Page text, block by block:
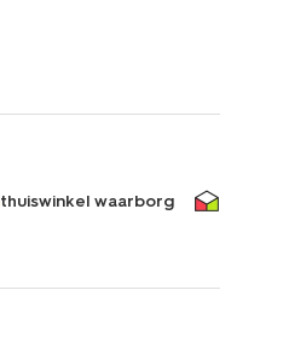
thuiswinkel waarborg